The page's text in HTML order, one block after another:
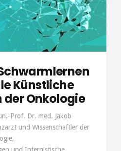
Künstliche
der Onkologie
Prof. Dr. med. Jakob
und Wissenschaftler der